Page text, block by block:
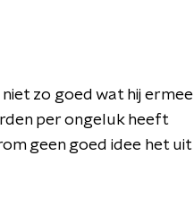
zo goed wat hij ermee
per ongeluk heeft
geen goed idee het uit